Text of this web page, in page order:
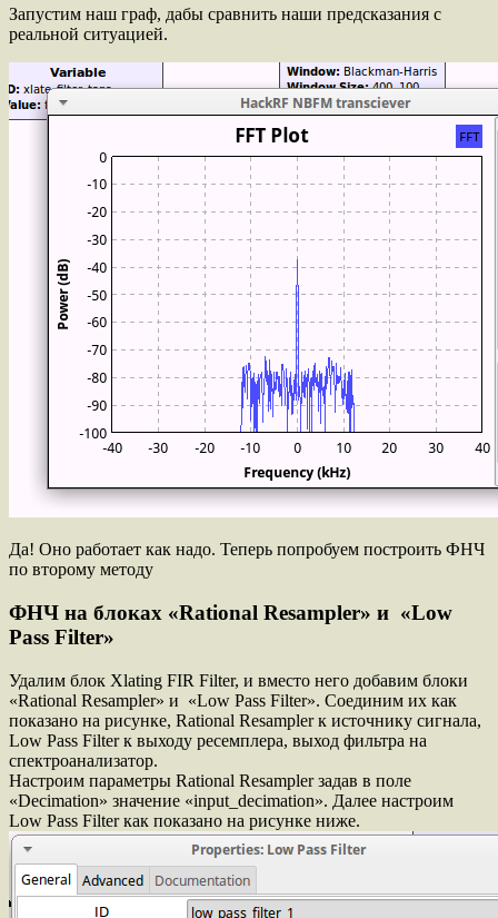
Запустим наш граф, дабы сравнить наши предсказания с
реальной ситуацией.
Да! Оно работает как надо. Теперь попробуем построить ФНЧ
по второму методу
ФНЧ на блоках «Rational Resampler» и «Low
Pass Filter»
Удалим блок Xlating FIR Filter, и вместо него добавим блоки
«Rational Resampler» и «Low Pass Filter». Соединим их как
показано на рисунке, Rational Resampler к источнику сигнала,
Low Pass Filter к выходу ресемплера, выход фильтра на
спектроанализатор.
Настроим параметры Rational Resampler задав в поле
«Decimation» значение «input_decimation». Далее настроим
Low Pass Filter как показано на рисунке ниже.